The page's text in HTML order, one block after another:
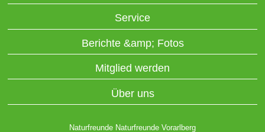
Service
Berichte &amp; Fotos
Mitglied werden
Über uns
Naturfreunde Naturfreunde Vorarlberg